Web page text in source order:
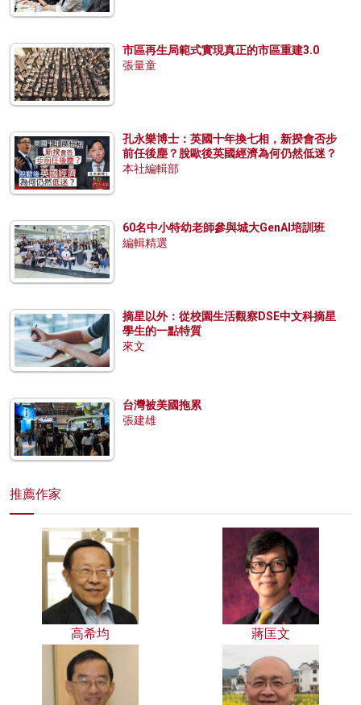
市區再生局範式實現真正的市區重建3.0
張量童
孔永樂博士：英國十年換七相，新揆會否步
前任後塵？脫歐後英國經濟為何仍然低迷？
本社編輯部
60名中小特幼老師參與城大GenAI培訓班
編輯精選
摘星以外：從校園生活觀察DSE中文科摘星
學生的一點特質
來文
台灣被美國拖累
張建雄
推薦作家
高希均 蔣匡文